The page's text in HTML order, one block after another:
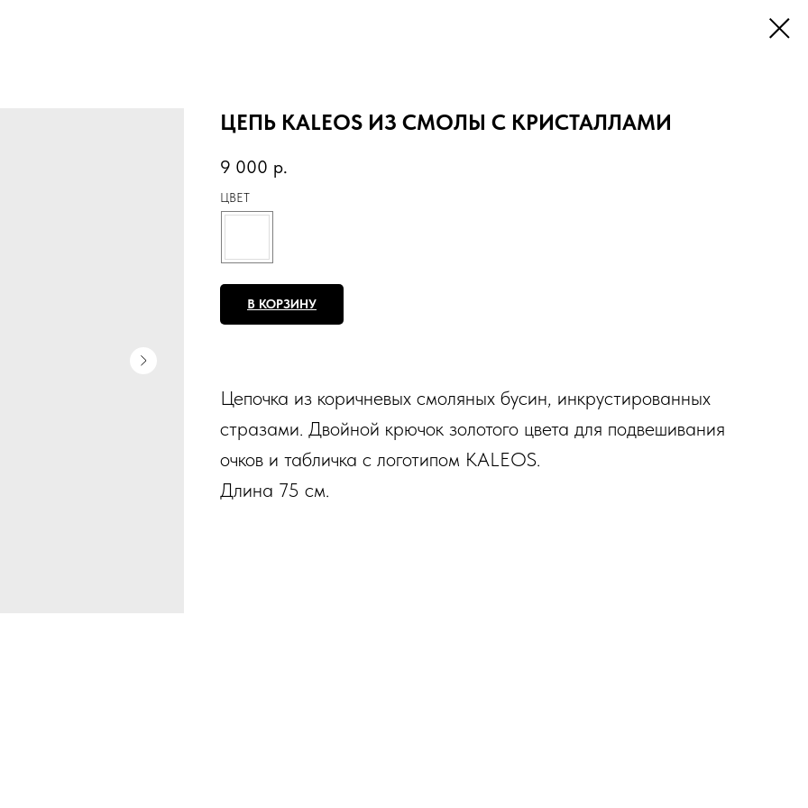
ЦЕПЬ KALEOS ИЗ СМОЛЫ С КРИСТАЛЛАМИ
9 000 р.
ЦВЕТ
В КОРЗИНУ
Цепочка из коричневых смоляных бусин, инкрустированных
стразами. Двойной крючок золотого цвета для подвешивания
очков и табличка с логотипом KALEOS.
Длина 75 см.